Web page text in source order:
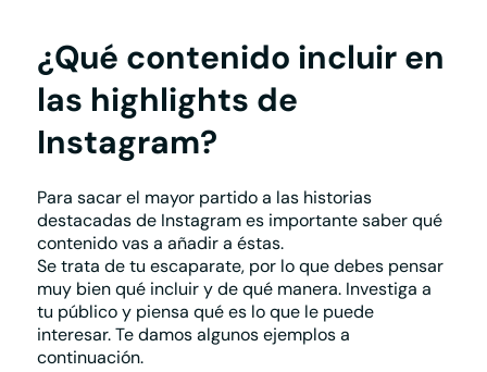
¿Qué contenido incluir en
las highlights de
Instagram?
Para sacar el mayor partido a las historias
destacadas de Instagram es importante saber qué
contenido vas a añadir a éstas.
Se trata de tu escaparate, por lo que debes pensar
muy bien qué incluir y de qué manera. Investiga a
tu público y piensa qué es lo que le puede
interesar. Te damos algunos ejemplos a
continuación.